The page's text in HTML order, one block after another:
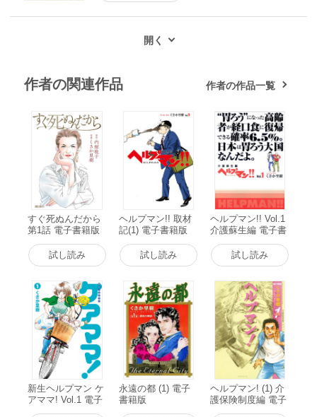
作者の関連作品 作者の作品一覧
すぐ死ぬんだから
第1話 電子書籍版
試し読み
ヘルプマン!! 取材
記(1) 電子書籍版
試し読み
ヘルプマン!! Vol.1
介護蘇生編 電子書
籍版
試し読み
新生ヘルプマン ケ
アママ! Vol.1 電子
書籍版
永遠の都 (1) 電子
書籍版
ヘルプマン! (1) 介
護保険制度編 電子
書籍版